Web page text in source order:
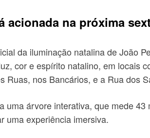
acionada na próxima
da iluminação natalina de João
cor e espírito natalino, em locais
Ruas, nos Bancários, e a Rua dos
árvore interativa, que mede
uma experiência imersiva.